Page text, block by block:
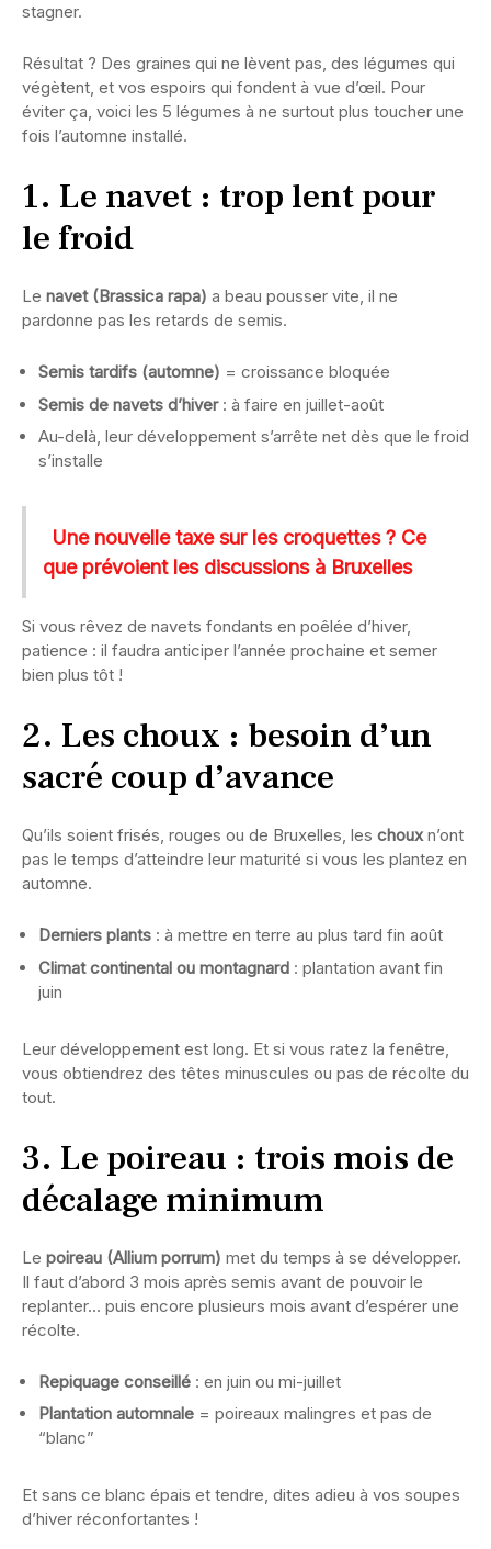
stagner.
Résultat ? Des graines qui ne lèvent pas, des légumes qui
végètent, et vos espoirs qui fondent à vue d’œil. Pour
éviter ça, voici les 5 légumes à ne surtout plus toucher une
fois l’automne installé.
1. Le navet : trop lent pour
le froid
Le navet (Brassica rapa) a beau pousser vite, il ne
pardonne pas les retards de semis.
Semis tardifs (automne) = croissance bloquée
Semis de navets d’hiver: à faire en juillet-août
Au-delà, leur développement s’arrête net dès que le froid
s’installe
Une nouvelle taxe sur les croquettes ? Ce
que prévoient les discussions à Bruxelles
Si vous rêvez de navets fondants en poêlée d’hiver,
patience : il faudra anticiper l’année prochaine et semer
bien plus tôt !
2. Les choux : besoin d’un
sacré coup d’avance
Qu’ils soient frisés, rouges ou de Bruxelles, les chouxn’ont
pas le temps d’atteindre leur maturité si vous les plantez en
automne.
Derniers plants : à mettre en terre au plus tard fin août
Climat continental ou montagnard : plantation avant fin
juin
Leur développement est long. Et si vous ratez la fenêtre,
vous obtiendrez des têtes minuscules ou pas de récolte du
tout.
3. Le poireau : trois mois de
décalage minimum
Le poireau (Allium porrum) met du temps à se développer.
Il faut d’abord 3 mois après semis avant de pouvoir le
replanter… puis encore plusieurs mois avant d’espérer une
récolte.
Repiquage conseillé : en juin ou mi-juillet
Plantation automnale = poireaux malingres et pas de
“blanc”
Et sans ce blanc épais et tendre, dites adieu à vos soupes
d’hiver réconfortantes !